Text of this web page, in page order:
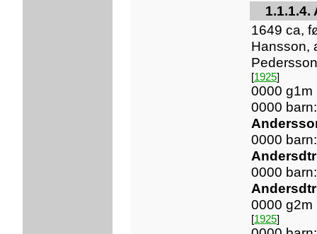
1649 ca,
Hansson,
[1925]
0000
0000
0000
Andersdtr
0000
Andersdtr
0000 g2m
[1925]